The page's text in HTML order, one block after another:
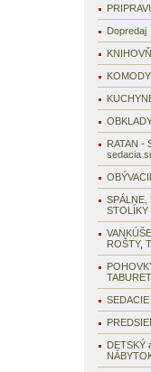
Dopredaj
KOMODY
RATAN -
sedacia
SPÁLNE,
STOLÍKY
ROŠTY,
SEDACIE
DETSKÝ